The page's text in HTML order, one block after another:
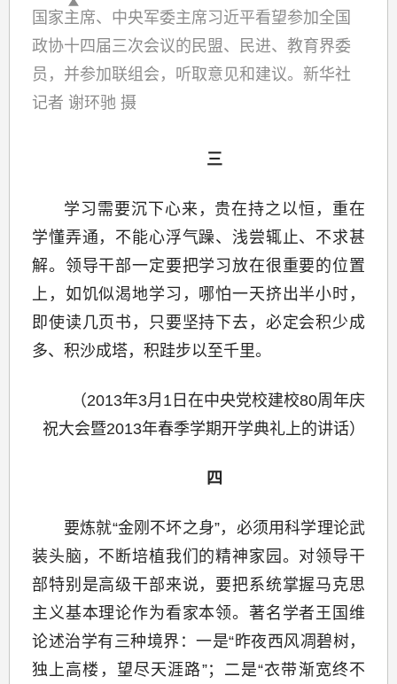
国家主席、中央军委主席习近平看望参加全国
政协十四届三次会议的民盟、民进、教育界委
员，并参加联组会，听取意见和建议。新华社
记者 谢环驰 摄
三
学习需要沉下心来，贵在持之以恒，重在
学懂弄通，不能心浮气躁、浅尝辄止、不求甚
解。领导干部一定要把学习放在很重要的位置
上，如饥似渴地学习，哪怕一天挤出半小时，
即使读几页书，只要坚持下去，必定会积少成
多、积沙成塔，积跬步以至千里。
（2013年3月1日在中央党校建校80周年庆
祝大会暨2013年春季学期开学典礼上的讲话）
四
要炼就“金刚不坏之身”，必须用科学理论武
装头脑，不断培植我们的精神家园。对领导干
部特别是高级干部来说，要把系统掌握马克思
主义基本理论作为看家本领。著名学者王国维
论述治学有三种境界：一是“昨夜西风凋碧树，
独上高楼，望尽天涯路”；二是“衣带渐宽终不